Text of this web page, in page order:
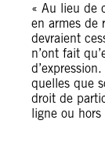
« Au lieu de
en armes de
devraient
n’ont fait
quelles que
droit de
ligne ou hors